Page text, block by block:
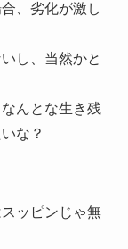
、劣化が激し
し、当然かと
んとな生き残
な？
ッピンじゃ無